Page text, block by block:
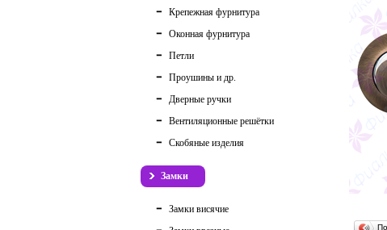
Крепежная фурнитура
Оконная фурнитура
Петли
Проушины и др.
Дверные ручки
Вентиляционные решётки
Скобяные изделия
Замки
Замки висячие